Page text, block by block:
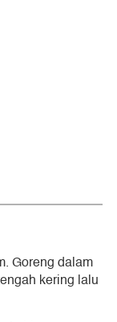
Goreng dalam
kering lalu